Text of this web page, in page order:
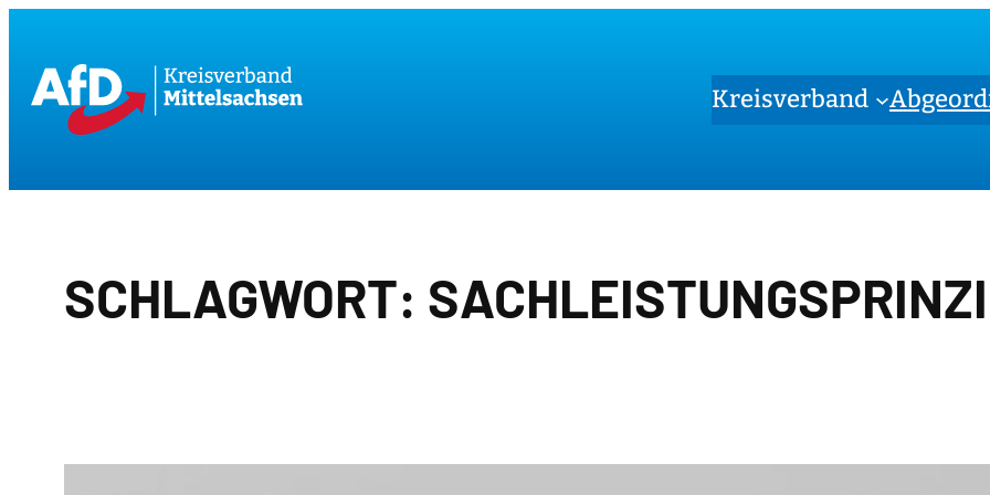
springen
Kreisverband
SCHLAGWORT: